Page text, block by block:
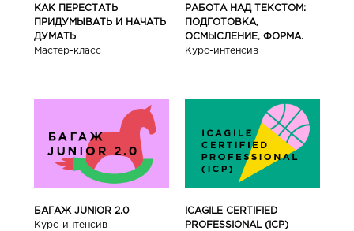
КАК ПЕРЕСТАТЬ
ПРИДУМЫВАТЬ И НАЧАТЬ
ДУМАТЬ
Мастер-класс
РАБОТА НАД ТЕКСТОМ:
ПОДГОТОВКА,
ОСМЫСЛЕНИЕ, ФОРМА.
Курс-интенсив
БАГАЖ JUNIOR 2.0
Курс-интенсив
ICAGILE CERTIFIED
PROFESSIONAL (ICP)